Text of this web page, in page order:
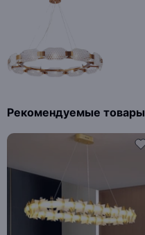
Рекомендуемые товары